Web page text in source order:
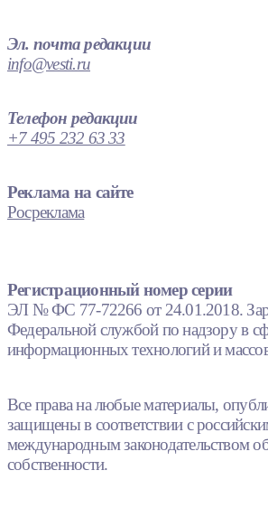
Эл. почта редакции
info@vesti.ru
Телефон редакции
+7 495 232 63 33
Реклама на сайте
Росреклама
Регистрационный номер серии
ЭЛ № ФС 77-72266 от 24.01.2018.
Федеральной службой по надзору в
информационных технологий и
Все права на любые материалы,
защищены в соответствии с
международным законодательством
собственности.